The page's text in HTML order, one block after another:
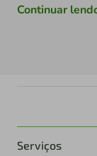
Continuar
Serviços